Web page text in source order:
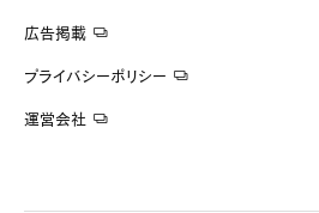
広告掲載
プライバシーポリシー
運営会社